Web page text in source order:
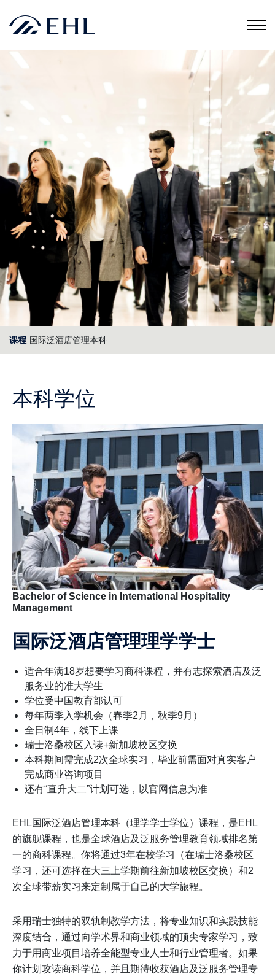
课程 国际泛酒店管理本科
本科学位
Bachelor of Science in International Hospitality
Management
国际泛酒店管理理学学士
适合年满18岁想要学习商科课程，并有志探索酒店及泛
服务业的准大学生
学位受中国教育部认可
每年两季入学机会（春季2月，秋季9月）
全日制4年，线下上课
瑞士洛桑校区入读+新加坡校区交换
本科期间需完成2次全球实习，毕业前需面对真实客户
完成商业咨询项目
还有“直升大二”计划可选，以官网信息为准
EHL国际泛酒店管理本科（理学学士学位）课程，是EHL
的旗舰课程，也是全球酒店及泛服务管理教育领域排名第
一的商科课程。你将通过3年在校学习（在瑞士洛桑校区
学习，还可选择在大三上学期前往新加坡校区交换）和2
次全球带薪实习来定制属于自己的大学旅程。
采用瑞士独特的双轨制教学方法，将专业知识和实践技能
深度结合，通过向学术界和商业领域的顶尖专家学习，致
力于用商业项目培养全能型专业人士和行业管理者。如果
你计划攻读商科学位，并且期待收获酒店及泛服务管理专